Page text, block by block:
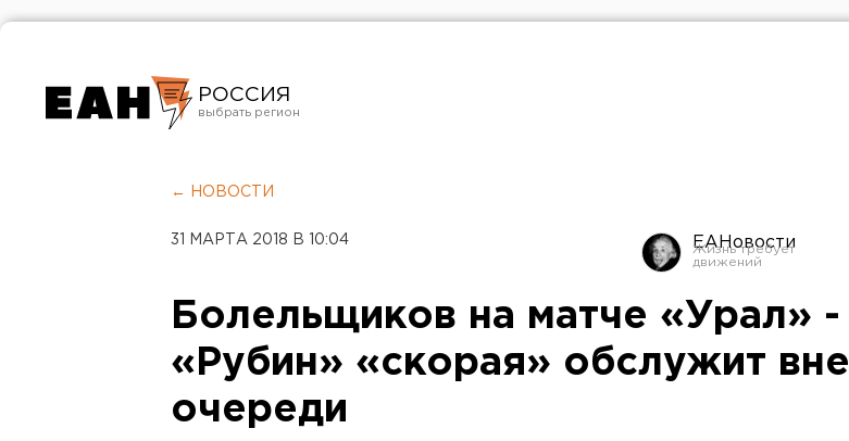
РОССИЯ
Челябинск
← НОВОСТИ
31 МАРТА 2018 В 10:04 ЕАНовости
Болельщиков на матче «Урал» -
«Рубин» «скорая» обслужит вне
очереди